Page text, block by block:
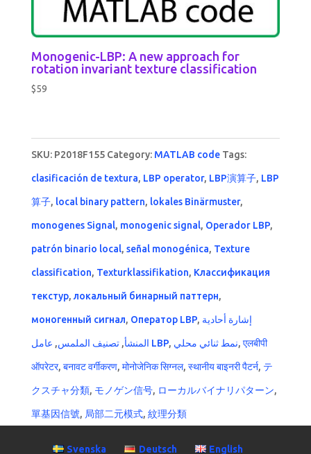
Monogenic-LBP: A new approach for
rotation invariant texture classification
$59
SKU: P2018F155 Category: MATLAB code Tags:
clasificación de textura, LBP operator, LBP演算子, LBP
算子, local binary pattern, lokales Binärmuster,
monogenes Signal, monogenic signal, Operador LBP,
patrón binario local, señal monogénica, Texture
classification, Texturklassifikation, Классификация
текстур, локальный бинарный паттерн,
моногенный сигнал, Оператор LBP, إشارة أحادية
المنشأ,تصنيف الملمس, عامل LBP, نمط ثنائي محلي, एलबीपी
ऑपरेटर, बनावट वर्गीकरण, मोनोजेनिक सिग्नल, स्थानीय बाइनरी पैटर्न, テ
クスチャ分類, モノゲン信号, ローカルバイナリパターン,
單基因信號, 局部二元模式, 紋理分類
Svenska Deutsch English